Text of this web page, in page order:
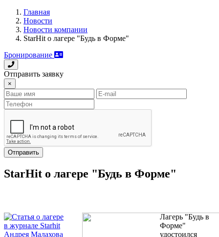
Главная
Новости
Новости компании
StarHit о лагере "Будь в Форме"
Бронирование
Отправить заявку
×
Отправить
StarHit о лагере "Будь в Форме"
Лагерь "Будь в
Форме"
удостоился